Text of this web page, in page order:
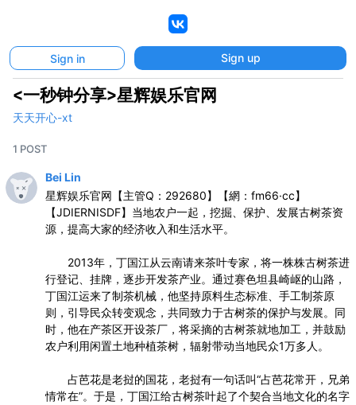
Sign in Sign up
<一秒钟分享>星辉娱乐官网
天天开心-xt
1 POST
Bei Lin
星辉娱乐官网【主管Q：292680】【網：fm66·cc】
【JDIERNISDF】当地农户一起，挖掘、保护、发展古树茶资
源，提高大家的经济收入和生活水平。
2013年，丁国江从云南请来茶叶专家，将一株株古树茶进
行登记、挂牌，逐步开发茶产业。通过赛色坦县崎岖的山路，
丁国江运来了制茶机械，他坚持原料生态标准、手工制茶原
则，引导民众转变观念，共同致力于古树茶的保护与发展。同
时，他在产茶区开设茶厂，将采摘的古树茶就地加工，并鼓励
农户利用闲置土地种植茶树，辐射带动当地民众1万多人。
占芭花是老挝的国花，老挝有一句话叫“占芭花常开，兄弟
情常在”。于是，丁国江给古树茶叶起了个契合当地文化的名字